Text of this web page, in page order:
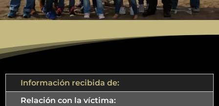
Información recibida de:
Relación con la víctima: